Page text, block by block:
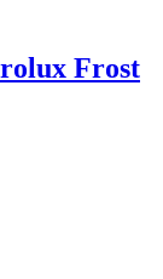
Frost